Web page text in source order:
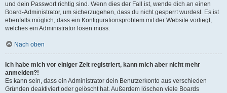
und dein Passwort richtig sind. Wenn dies der Fall ist, wende dich an einen
Board-Administrator, um sicherzugehen, dass du nicht gesperrt wurdest. Es ist
ebenfalls möglich, dass ein Konfigurationsproblem mit der Website vorliegt,
welches ein Administrator lösen muss.
Nach oben
Ich habe mich vor einiger Zeit registriert, kann mich aber nicht mehr
anmelden?!
Es kann sein, dass ein Administrator dein Benutzerkonto aus verschieden
Gründen deaktiviert oder gelöscht hat. Außerdem löschen viele Boards